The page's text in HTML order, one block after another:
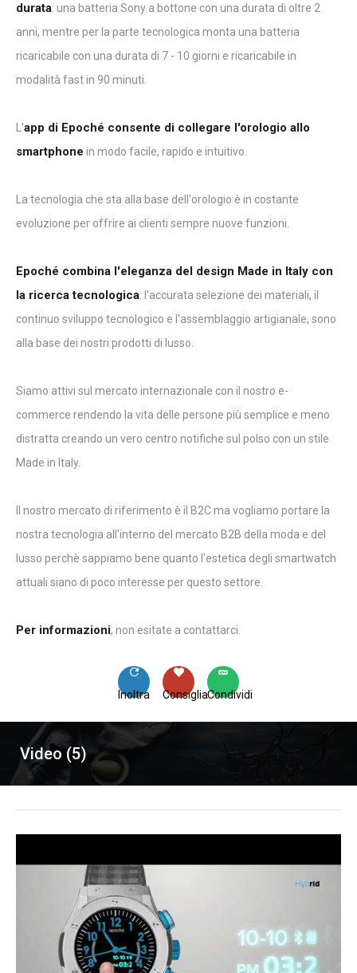
durata: una batteria Sony a bottone con una durata di oltre 2
anni, mentre per la parte tecnologica monta una batteria
ricaricabile con una durata di 7 - 10 giorni e ricaricabile in
modalità fast in 90 minuti.
L'app di Epoché consente di collegare l'orologio allo
smartphone in modo facile, rapido e intuitivo.
La tecnologia che sta alla base dell'orologio è in costante
evoluzione per offrire ai clienti sempre nuove funzioni.
Epoché combina l'eleganza del design Made in Italy con
la ricerca tecnologica: l'accurata selezione dei materiali, il
continuo sviluppo tecnologico e l'assemblaggio artigianale, sono
alla base dei nostri prodotti di lusso.
Siamo attivi sul mercato internazionale con il nostro e-
commerce rendendo la vita delle persone più semplice e meno
distratta creando un vero centro notifiche sul polso con un stile
Made in Italy.
Il nostro mercato di riferimento è il B2C ma vogliamo portare la
nostra tecnologia all'interno del mercato B2B della moda e del
lusso perchè sappiamo bene quanto l'estetica degli smartwatch
attuali siano di poco interesse per questo settore.
Per informazioni, non esitate a contattarci.
Condividi
Consiglia
Inoltra
Video (5)